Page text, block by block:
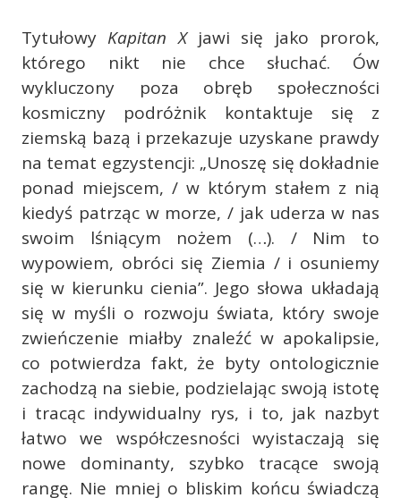
Tytułowy Kapitan X jawi się jako prorok,
którego nikt nie chce słuchać. Ów
wykluczony poza obręb społeczności
kosmiczny podróżnik kontaktuje się z
ziemską bazą i przekazuje uzyskane prawdy
na temat egzystencji: „Unoszę się dokładnie
ponad miejscem, / w którym stałem z nią
kiedyś patrząc w morze, / jak uderza w nas
swoim lśniącym nożem (…). / Nim to
wypowiem, obróci się Ziemia / i osuniemy
się w kierunku cienia”. Jego słowa układają
się w myśli o rozwoju świata, który swoje
zwieńczenie miałby znaleźć w apokalipsie,
co potwierdza fakt, że byty ontologicznie
zachodzą na siebie, podzielając swoją istotę
i tracąc indywidualny rys, i to, jak nazbyt
łatwo we współczesności wyistaczają się
nowe dominanty, szybko tracące swoją
rangę. Nie mniej o bliskim końcu świadczą